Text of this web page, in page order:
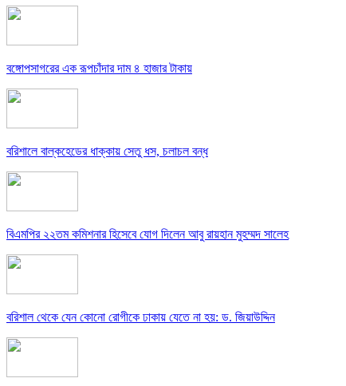
বঙ্গোপসাগরের এক রূপচাঁদার দাম ৪ হাজার টাকায়
বরিশালে বাল্কহেডের ধাক্কায় সেতু ধস, চলাচল বন্ধ
বিএমপির ২২তম কমিশনার হিসেবে যোগ দিলেন আবু রায়হান মুহম্মদ সালেহ
বরিশাল থেকে যেন কোনো রোগীকে ঢাকায় যেতে না হয়: ড. জিয়াউদ্দিন